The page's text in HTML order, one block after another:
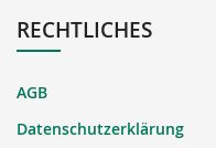
RECHTLICHES
AGB
Datenschutzerklärung